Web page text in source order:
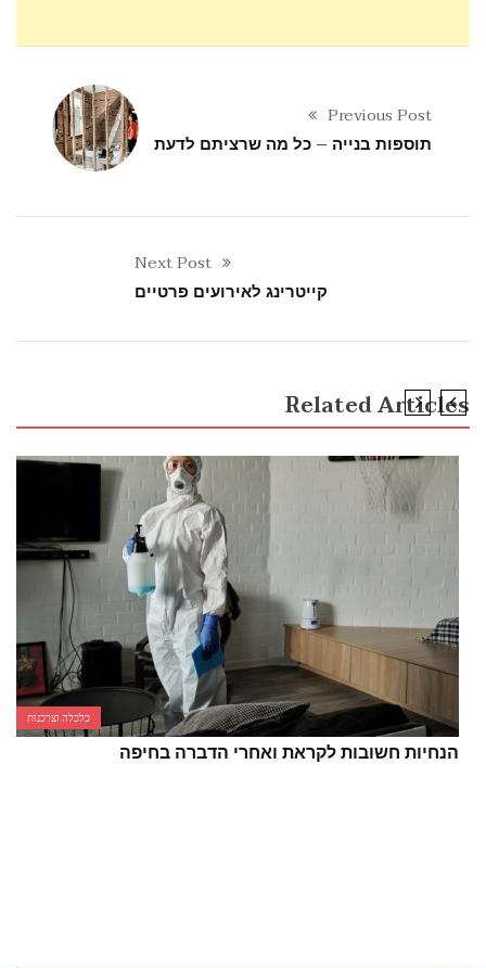
Previous Post
תוספות בנייה – כל מה שרציתם לדעת
Next Post
קייטרינג לאירועים פרטיים
Related Articles
כלכלה וצרכנות
הנחיות חשובות לקראת ואחרי הדברה בחיפה